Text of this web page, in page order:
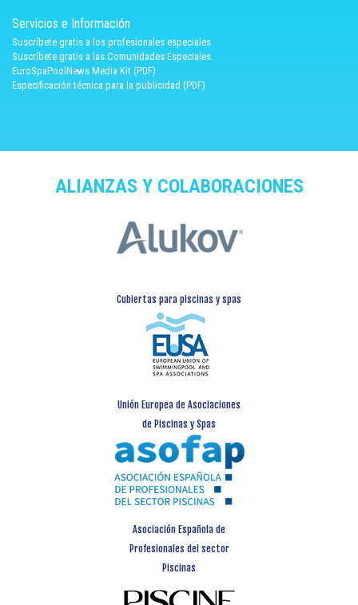
Servicios e Información
Suscríbete gratis a los profesionales especiales
Suscríbete gratis a las Comunidades Especiales.
EuroSpaPoolNews Media Kit (PDF)
Especificación técnica para la publicidad (PDF)
ALIANZAS Y COLABORACIONES
Cubiertas para piscinas y spas
Unión Europea de Asociaciones
de Piscinas y Spas
Asociación Española de
Profesionales del sector
Piscinas